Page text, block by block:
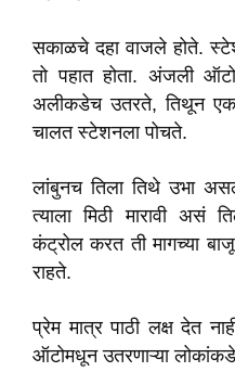
सकाळचे दहा वाजले होते.
तो पहात होता. अंजली
अलीकडेच उतरते, तिथून
चालत स्टेशनला पोचते.
लांबुनच तिला तिथे उभा
त्याला मिठी मारावी असं
कंट्रोल करत ती मागच्या
राहते.
प्रेम मात्र पाठी लक्ष देत
ऑटोमधून उतरणाऱ्या